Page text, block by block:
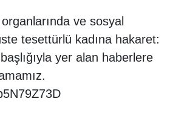
organlarında ve sosyal
tesettürlü kadına hakaret:
yer alan haberlere